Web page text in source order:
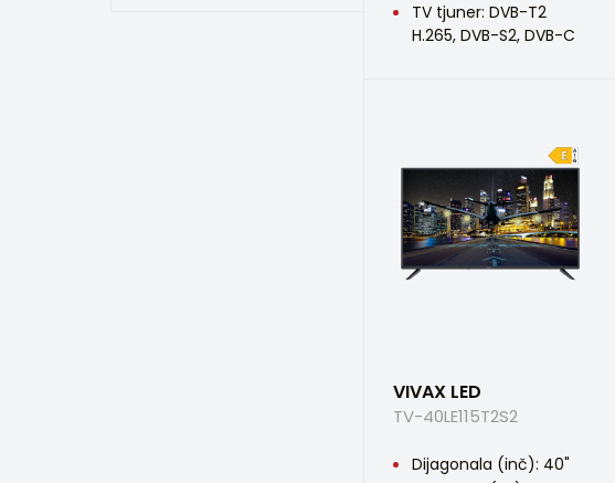
TV tjuner: DVB-T2
H.265, DVB-S2, DVB-C
VIVAX LED
TV-40LE115T2S2
Dijagonala (inč): 40"